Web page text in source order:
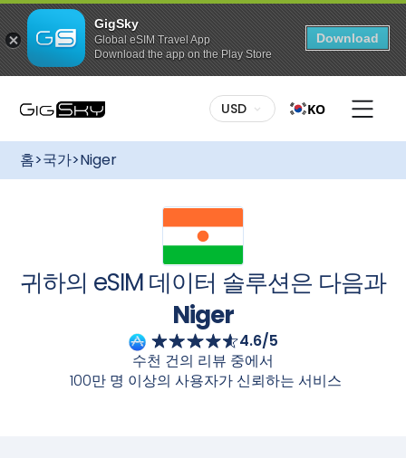
GigSky
Global eSIM Travel App
Download the app on the Play Store
Download
카메라로 스캔하세요
이 요금제를 구매하려면:
다양한 요금제:
나에게 맞는 요금제를 선택하세요. 고정 데이
터든 무제한 데이터든, GigSky는 다양한 요금제를 제공합니
결 상태를 유지할 수 있습니다
에도 다양한 요금제가 있습니다.
이터 요금제를 구매하신 후 GigSky 앱을 통해 eSIM을 받으
시거나 이메일 안내에 따라 QR 코드를 이용하여 다운로드하
세요. 설치가 완료되면 빠르고 안정적이며 안정적인 인터넷
유연한 활성화:여행 계획을 미리 세우세요! 여행 전에 데이
터 요금제를 구매하고 eSIM을 설치하세요. 여행지에 도착해
eSIM을 켜면 자동으로 활성화됩니다. 끊김 없는 연결성을 즐
무료 글로벌 데이터 요금제
최대 3GB 데이터 / 175개국 이상에서 이용
가능
무제한 이용, 최대 7일간
모든 요금제 최대 30% 할인
육지와 바다에서 즐길 수 있는 상시 할인 혜
택
USD KO
홈>국가>Niger
귀하의 eSIM 데이터 솔루션은 다음과
Niger
4.6/5
수천 건의 리뷰 중에서
100만 명 이상의 사용자가 신뢰하는 서비스